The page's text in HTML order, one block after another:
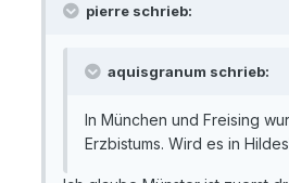
pierre schrieb:
aquisgranum schrieb:
In München und Freising
Erzbistums. Wird es in